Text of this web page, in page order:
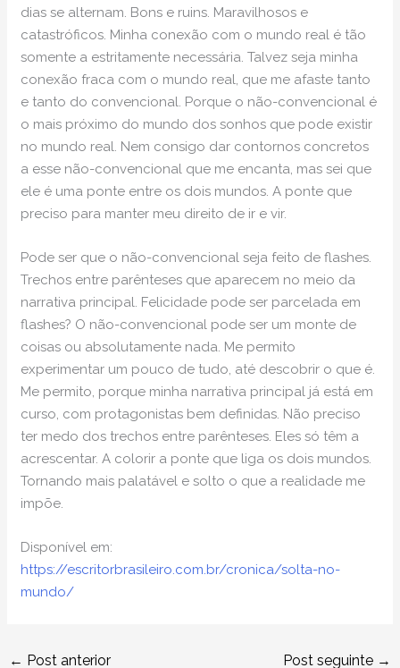
dias se alternam. Bons e ruins. Maravilhosos e
catastróficos. Minha conexão com o mundo real é tão
somente a estritamente necessária. Talvez seja minha
conexão fraca com o mundo real, que me afaste tanto
e tanto do convencional. Porque o não-convencional é
o mais próximo do mundo dos sonhos que pode existir
no mundo real. Nem consigo dar contornos concretos
a esse não-convencional que me encanta, mas sei que
ele é uma ponte entre os dois mundos. A ponte que
preciso para manter meu direito de ir e vir.
Pode ser que o não-convencional seja feito de flashes.
Trechos entre parênteses que aparecem no meio da
narrativa principal. Felicidade pode ser parcelada em
flashes? O não-convencional pode ser um monte de
coisas ou absolutamente nada. Me permito
experimentar um pouco de tudo, até descobrir o que é.
Me permito, porque minha narrativa principal já está em
curso, com protagonistas bem definidas. Não preciso
ter medo dos trechos entre parênteses. Eles só têm a
acrescentar. A colorir a ponte que liga os dois mundos.
Tornando mais palatável e solto o que a realidade me
impõe.
Disponível em:
https://escritorbrasileiro.com.br/cronica/solta-no-
mundo/
← Post anterior Post seguinte →